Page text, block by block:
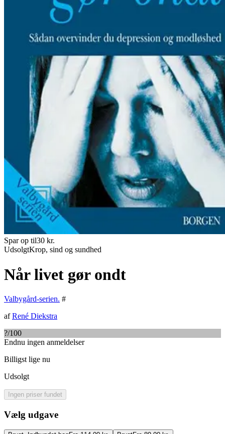
Spar op til30 kr.
UdsolgtKrop, sind og sundhed
Når livet gør ondt
Valbygård-serien. #
afRené Diekstra
?/100
Endnu ingen anmeldelser
Billigst lige nu
Udsolgt
Ingen priser fundet
Vælg udgave